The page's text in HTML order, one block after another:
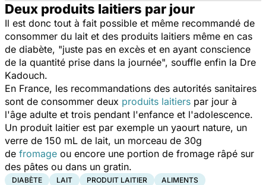
Deux produits laitiers par jour
Il est donc tout à fait possible et même recommandé de
consommer du lait et des produits laitiers même en cas
de diabète, "juste pas en excès et en ayant conscience
de la quantité prise dans la journée", souffle enfin la Dre
Kadouch.
En France, les recommandations des autorités sanitaires
sont de consommer deux produits laitiers par jour à
l'âge adulte et trois pendant l'enfance et l'adolescence.
Un produit laitier est par exemple un yaourt nature, un
verre de 150 mL de lait, un morceau de 30g
de fromage ou encore une portion de fromage râpé sur
des pâtes ou dans un gratin.
DIABÈTE LAIT PRODUIT LAITIER
ALIMENTS